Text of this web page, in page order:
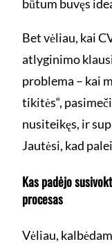
būtum buvęs
Bet vėliau, kai
atlyginimo
problema – kai
tikitės“,
nusiteikęs, ir
Jautėsi, kad
Kas padėjo
procesas
Vėliau,